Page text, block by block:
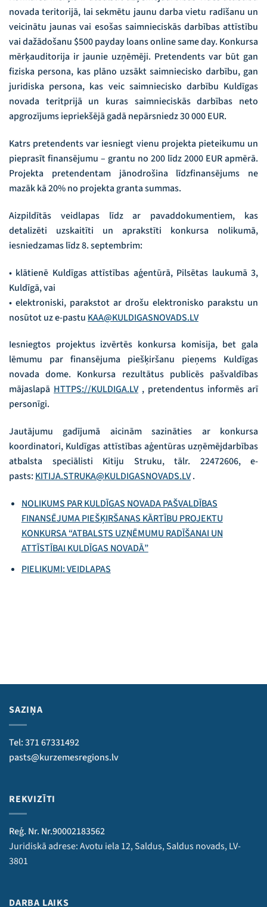
novada teritorijā, lai sekmētu jaunu darba vietu radīšanu un
veicinātu jaunas vai esošas saimnieciskās darbības attīstību
vai dažādošanu $500 payday loans online same day. Konkursa
mērķauditorija ir jaunie uzņēmēji. Pretendents var būt gan
fiziska persona, kas plāno uzsākt saimniecisko darbību, gan
juridiska persona, kas veic saimniecisko darbību Kuldīgas
novada teritprijā un kuras saimnieciskās darbības neto
apgrozījums iepriekšējā gadā nepārsniedz 30 000 EUR.
Katrs pretendents var iesniegt vienu projekta pieteikumu un
pieprasīt finansējumu – grantu no 200 līdz 2000 EUR apmērā.
Projekta pretendentam jānodrošina līdzfinansējums ne
mazāk kā 20% no projekta granta summas.
Aizpildītās veidlapas līdz ar pavaddokumentiem, kas
detalizēti uzskaitīti un aprakstīti konkursa nolikumā,
iesniedzamas līdz 8. septembrim:
• klātienē Kuldīgas attīstības aģentūrā, Pilsētas laukumā 3,
Kuldīgā, vai
• elektroniski, parakstot ar drošu elektronisko parakstu un
nosūtot uz e-pastu KAA@KULDIGASNOVADS.LV
Iesniegtos projektus izvērtēs konkursa komisija, bet gala
lēmumu par finansējuma piešķiršanu pieņems Kuldīgas
novada dome. Konkursa rezultātus publicēs pašvaldības
mājaslapā HTTPS://KULDIGA.LV, pretendentus informēs arī
personīgi.
Jautājumu gadījumā aicinām sazināties ar konkursa
koordinatori, Kuldīgas attīstības aģentūras uzņēmējdarbības
atbalsta speciālisti Kitiju Struku, tālr. 22472606, e-
pasts: KITIJA.STRUKA@KULDIGASNOVADS.LV.
NOLIKUMS PAR KULDĪGAS NOVADA PAŠVALDĪBAS
FINANSĒJUMA PIEŠĶIRŠANAS KĀRTĪBU PROJEKTU
KONKURSA “ATBALSTS UZŅĒMUMU RADĪŠANAI UN
ATTĪSTĪBAI KULDĪGAS NOVADĀ”
PIELIKUMI: VEIDLAPAS
SAZIŅA
Tel: 371 67331492
pasts@kurzemesregions.lv
REKVIZĪTI
Reģ. Nr. Nr.90002183562
Juridiskā adrese: Avotu iela 12, Saldus, Saldus novads, LV-
3801
DARBA LAIKS